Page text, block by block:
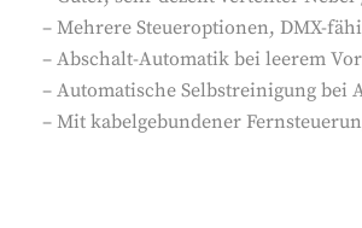
– Mehrere Steueroptionen, DMX-
– Abschalt-Automatik bei leerem
– Automatische Selbstreinigung bei
– Mit kabelgebundener